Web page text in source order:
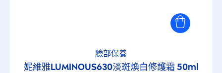
臉部保養
妮維雅LUMINOUS630淡斑煥白修護霜 50ml